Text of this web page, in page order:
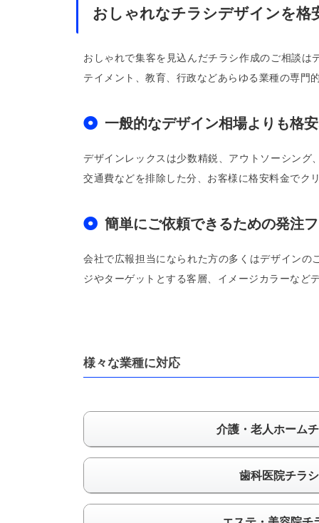
おしゃれなチラシデザインを格
おしゃれで集客を見込んだチラシ作成のご相談
テイメント、教育、行政などあらゆる業種の専門
一般的なデザイン相場よりも格
デザインレックスは少数精鋭、アウトソーシング
交通費などを排除した分、お客様に格安料金でク
簡単にご依頼できるための発注
会社で広報担当になられた方の多くはデザイン
ジやターゲットとする客層、イメージカラーなど
様々な業種に対応
介護・老人ホーム
歯科医院チラシ